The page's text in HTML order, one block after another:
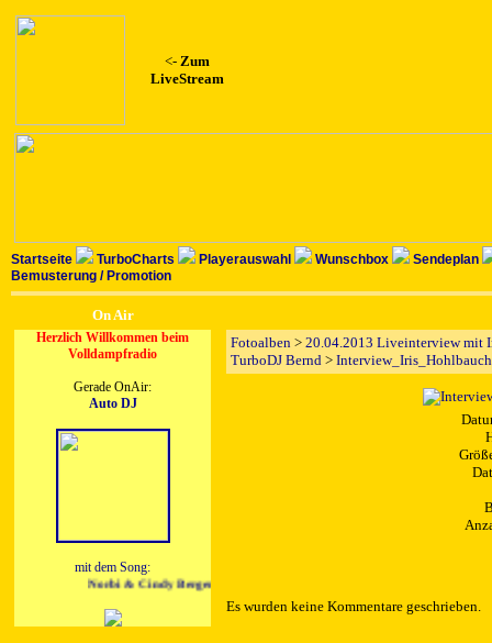
<- Zum
LiveStream
Startseite TurboCharts Playerauswahl Wunschbox
Sendeplan
Bemusterung / Promotion
On Air
Herzlich Willkommen beim
Volldampfradio
Gerade OnAir:
Auto DJ
mit dem Song:
Norbi & Cindy Berger - Musik oeffnet Herzen
Fotoalben > 20.04.2013 Liveinterview mit
TurboDJ Bernd >
Es wurden keine Kommentare geschrieben.